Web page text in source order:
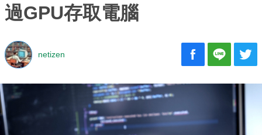
過GPU存取電腦
netizen